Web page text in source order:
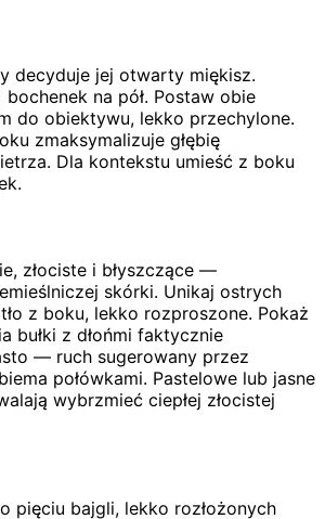
decyduje jej otwarty miękisz.
na pół. Postaw obie
do obiektywu, lekko przechylone.
zmaksymalizuje głębię
Dla kontekstu umieść z boku
złociste i błyszczące —
skórki. Unikaj ostrych
z boku, lekko rozproszone. Pokaż
bułki z dłońmi faktycznie
— ruch sugerowany przez
połówkami. Pastelowe lub jasne
wybrzmieć ciepłej złocistej
pięciu bajgli, lekko rozłożonych